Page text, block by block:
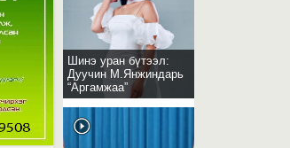
Шинэ уран бүтээл:
Дуучин М.Янжиндарь
“Аргамжаа”